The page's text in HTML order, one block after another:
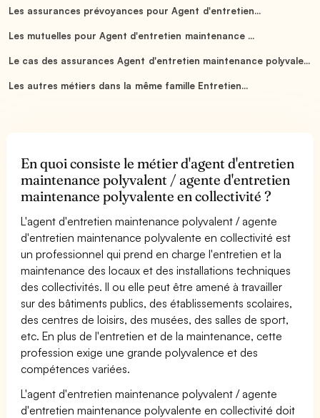
Les assurances prévoyances pour Agent d'entretien...
Les mutuelles pour Agent d'entretien maintenance ...
Le cas des assurances Agent d'entretien maintenance polyvale...
Les autres métiers dans la même famille Entretien...
En quoi consiste le métier d'agent d'entretien
maintenance polyvalent / agente d'entretien
maintenance polyvalente en collectivité ?
L'agent d'entretien maintenance polyvalent / agente
d'entretien maintenance polyvalente en collectivité est
un professionnel qui prend en charge l'entretien et la
maintenance des locaux et des installations techniques
des collectivités. Il ou elle peut être amené à travailler
sur des bâtiments publics, des établissements scolaires,
des centres de loisirs, des musées, des salles de sport,
etc. En plus de l'entretien et de la maintenance, cette
profession exige une grande polyvalence et des
compétences variées.
L'agent d'entretien maintenance polyvalent / agente
d'entretien maintenance polyvalente en collectivité doit